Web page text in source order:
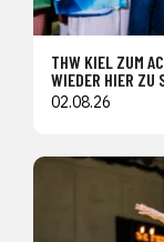
THW KIEL ZUM
WIEDER HIER ZU
02.08.26